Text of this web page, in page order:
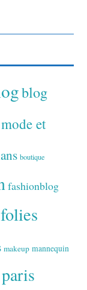
blog
et
boutique
fashionblog
folies
makeup mannequin
paris